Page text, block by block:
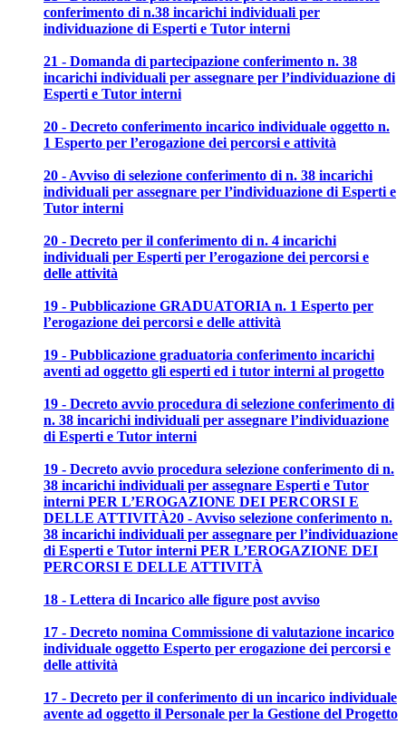
conferimento di n.38 incarichi individuali per
individuazione di Esperti e Tutor interni
21 - Domanda di partecipazione conferimento n. 38
incarichi individuali per assegnare per l’individuazione di
Esperti e Tutor interni
20 - Decreto conferimento incarico individuale oggetto n.
1 Esperto per l’erogazione dei percorsi e attività
20 - Avviso di selezione conferimento di n. 38 incarichi
individuali per assegnare per l’individuazione di Esperti e
Tutor interni
20 - Decreto per il conferimento di n. 4 incarichi
individuali per Esperti per l’erogazione dei percorsi e
delle attività
19 - Pubblicazione GRADUATORIA n. 1 Esperto per
l’erogazione dei percorsi e delle attività
19 - Pubblicazione graduatoria conferimento incarichi
aventi ad oggetto gli esperti ed i tutor interni al progetto
19 - Decreto avvio procedura di selezione conferimento di
n. 38 incarichi individuali per assegnare l’individuazione
di Esperti e Tutor interni
19 - Decreto avvio procedura selezione conferimento di n.
38 incarichi individuali per assegnare Esperti e Tutor
interni PER L’EROGAZIONE DEI PERCORSI E
DELLE ATTIVITÀ20 - Avviso selezione conferimento n.
38 incarichi individuali per assegnare per l’individuazione
di Esperti e Tutor interni PER L’EROGAZIONE DEI
PERCORSI E DELLE ATTIVITÀ
18 - Lettera di Incarico alle figure post avviso
17 - Decreto nomina Commissione di valutazione incarico
individuale oggetto Esperto per erogazione dei percorsi e
delle attività
17 - Decreto per il conferimento di un incarico individuale
avente ad oggetto il Personale per la Gestione del Progetto